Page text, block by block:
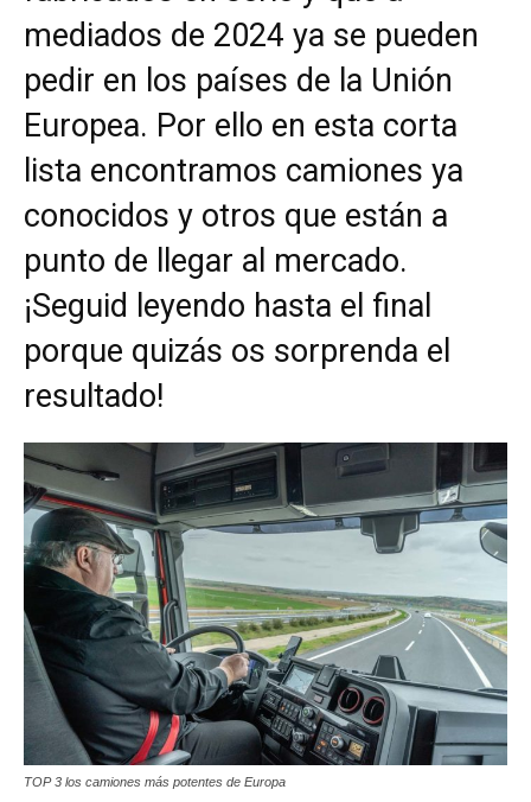
mediados de 2024 ya se pueden
pedir en los países de la Unión
Europea. Por ello en esta corta
lista encontramos camiones ya
conocidos y otros que están a
punto de llegar al mercado.
¡Seguid leyendo hasta el final
porque quizás os sorprenda el
resultado!
TOP 3 los camiones más potentes de Europa